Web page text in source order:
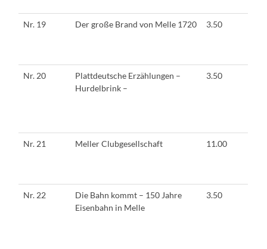
Nr. 19 Der große Brand von Melle 1720 3.50
Nr. 20
Plattdeutsche Erzählungen –
Hurdelbrink –
3.50
Nr. 21 Meller Clubgesellschaft 11.00
Nr. 22
Die Bahn kommt – 150 Jahre
Eisenbahn in Melle
3.50